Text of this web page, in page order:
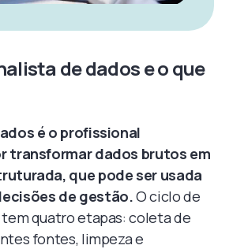
de dados e o que
é o profissional
transformar dados brutos em
que pode ser usada
de gestão.O ciclo de
quatro etapas: coleta de
fontes, limpeza e